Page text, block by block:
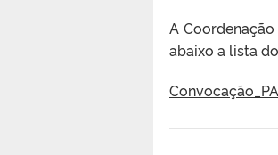
A
abaixo a lista